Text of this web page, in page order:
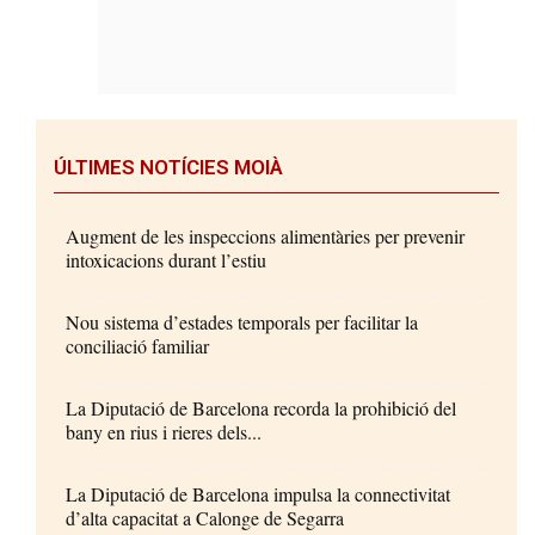
ÚLTIMES NOTÍCIES MOIÀ
Augment de les inspeccions alimentàries per prevenir
intoxicacions durant l’estiu
Nou sistema d’estades temporals per facilitar la
conciliació familiar
La Diputació de Barcelona recorda la prohibició del
bany en rius i rieres dels...
La Diputació de Barcelona impulsa la connectivitat
d’alta capacitat a Calonge de Segarra